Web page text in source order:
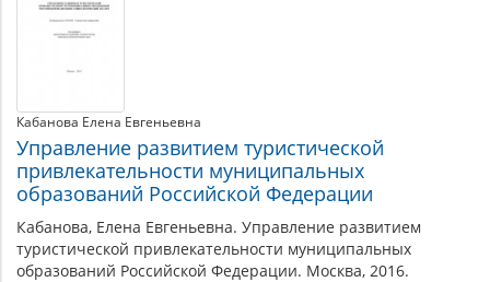
Кабанова Елена Евгеньевна
Управление развитием туристической
привлекательности муниципальных
образований Российской Федерации
Кабанова, Елена Евгеньевна. Управление развитием
туристической привлекательности муниципальных
образований Российской Федерации. Москва, 2016.